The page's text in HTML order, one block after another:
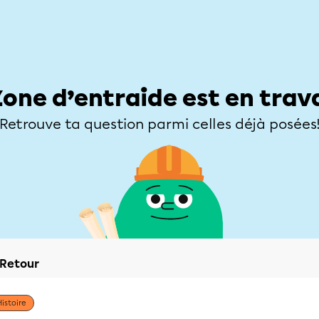
d’entraide est en
Retrouve ta question parmi celles déjà
Retour